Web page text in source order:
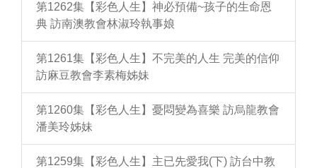
第1262集【彩色人生】神必預備~孩子的生命恩
典 訪南澳教會林淑玲執事娘
第1261集【彩色人生】不完美的人生 完美的信仰
訪麻豆教會李素梅姊妹
第1260集【彩色人生】憂悶變為喜樂 訪烏龍教會
潘美玲姊妹
第1259集【彩色人生】主已先愛我(下) 訪台中教